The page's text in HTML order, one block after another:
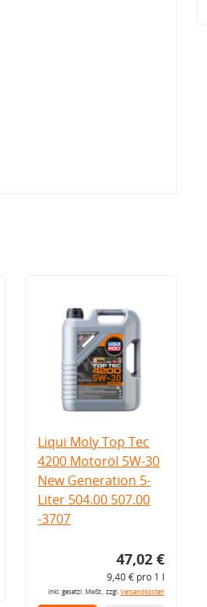
Liqui Moly Top Tec
4200 Motoröl 5W-30
New Generation 5-
Liter 504.00 507.00
-3707
47,02 €
9,40 € pro 1 l
inkl. gesetzl. MwSt., zzgl. Versandkosten